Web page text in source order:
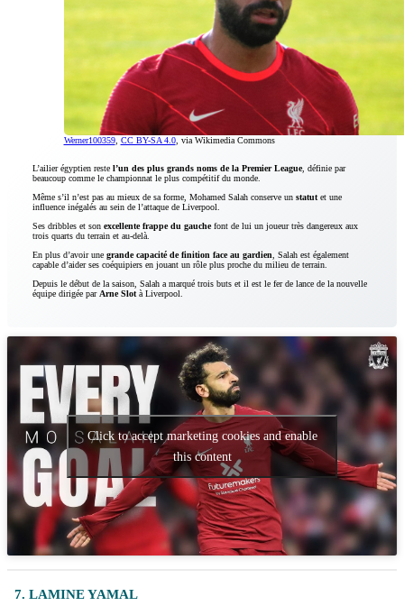
Werner100359, CC BY-SA 4.0, via Wikimedia Commons
L’ailier égyptien reste l’un des plus grands noms de la Premier League, définie par
beaucoup comme le championnat le plus compétitif du monde.
Même s’il n’est pas au mieux de sa forme, Mohamed Salah conserve un statutet une
influence inégalés au sein de l’attaque de Liverpool.
Ses dribbles et son excellente frappe du gauchefont de lui un joueur très dangereux aux
trois quarts du terrain et au-delà.
En plus d’avoir une grande capacité de finition face au gardien , Salah est également
capable d’aider ses coéquipiers en jouant un rôle plus proche du milieu de terrain.
Depuis le début de la saison, Salah a marqué trois buts et il est le fer de lance de la nouvelle
équipe dirigée par Arne Slotà Liverpool.
Click to accept marketing cookies and enable
this content
7. LAMINE YAMAL